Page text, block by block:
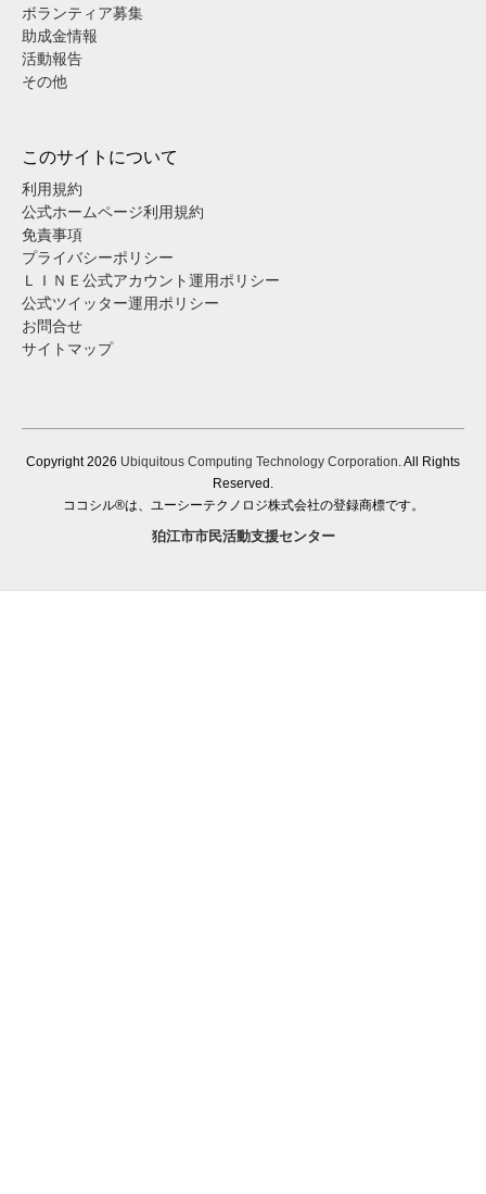
ボランティア募集
助成金情報
活動報告
その他
このサイトについて
利用規約
公式ホームページ利用規約
免責事項
プライバシーポリシー
ＬＩＮＥ公式アカウント運用ポリシー
公式ツイッター運用ポリシー
お問合せ
サイトマップ
Copyright2026 Ubiquitous Computing Technology Corporation . All Rights
Reserved.
ココシル®は、ユーシーテクノロジ株式会社の登録商標です。
狛江市市民活動支援センター